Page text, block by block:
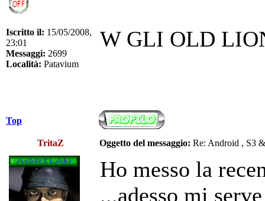
Iscritto il: 15/05/2008,
23:01
Messaggi: 2699
Località: Patavium
W GLI OLD
Top
TritaZ Oggetto del messaggio: Re: Android , S3
Ho messo la
...adesso mi